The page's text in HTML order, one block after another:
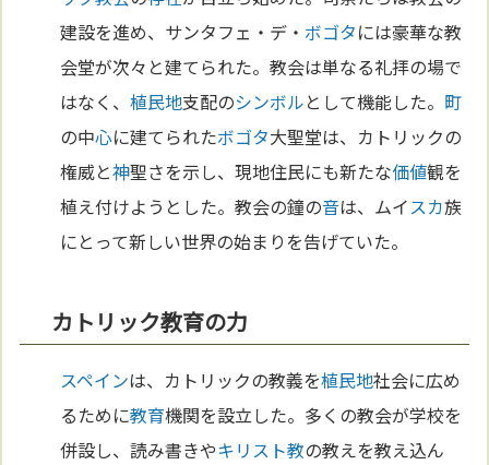
建設を進め、サンタフェ・デ・ ボゴタには豪華な教
会堂が次々と建てられた。教会は単なる礼拝の場で
はなく、植民地支配のシンボルとして機能した。 町
の中心に建てられたボゴタ大聖堂は、カトリックの
権威と神聖さを示し、現地住民にも新たな価値観を
植え付けようとした。教会の鐘の音は、ムイスカ族
にとって新しい世界の始まりを告げていた。
カトリック教育の力
スペインは、カトリックの教義を植民地社会に広め
るために教育機関を設立した。多くの教会が学校を
併設し、読み書きやキリスト教の教えを教え込ん